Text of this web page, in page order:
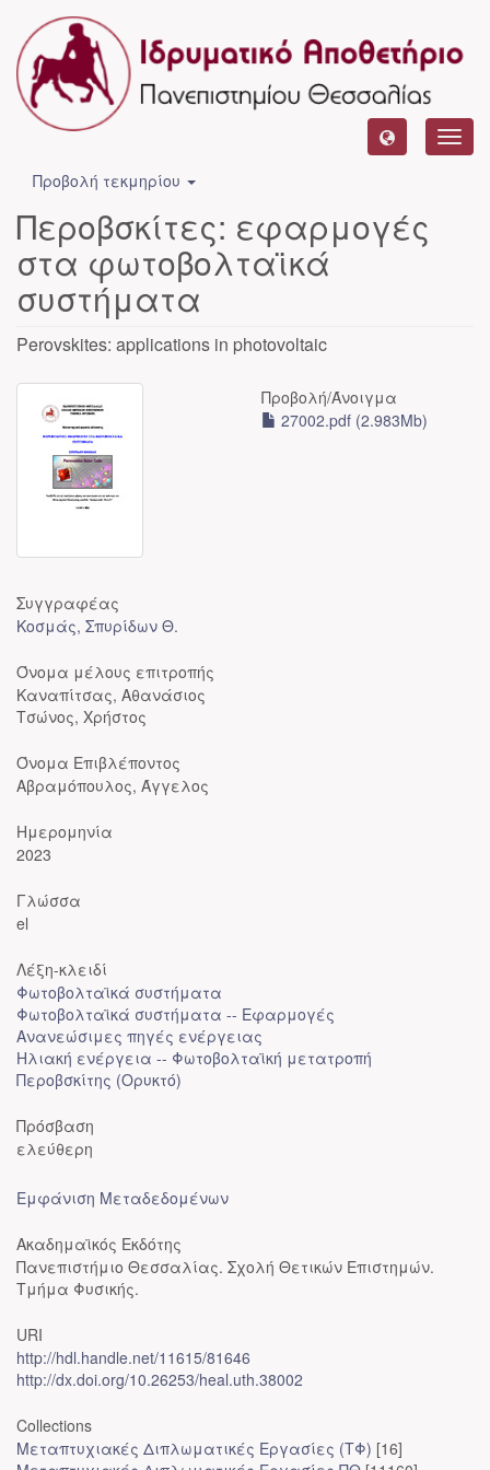
Προβολή τεκμηρίου
Περοβσκίτες: εφαρμογές
στα φωτοβολταϊκά
συστήματα
Perovskites: applications in photovoltaic
Προβολή/Άνοιγμα
27002.pdf (2.983Mb)
Συγγραφέας
Κοσμάς, Σπυρίδων Θ.
Όνομα μέλους επιτροπής
Καναπίτσας, Αθανάσιος
Τσώνος, Χρήστος
Όνομα Επιβλέποντος
Αβραμόπουλος, Άγγελος
Ημερομηνία
2023
Γλώσσα
el
Λέξη-κλειδί
Φωτοβολταϊκά συστήματα
Φωτοβολταϊκά συστήματα -- Εφαρμογές
Ανανεώσιμες πηγές ενέργειας
Ηλιακή ενέργεια -- Φωτοβολταϊκή μετατροπή
Περοβσκίτης (Ορυκτό)
Πρόσβαση
ελεύθερη
Εμφάνιση Μεταδεδομένων
Ακαδημαϊκός Εκδότης
Πανεπιστήμιο Θεσσαλίας. Σχολή Θετικών Επιστημών.
Τμήμα Φυσικής.
URI
http://hdl.handle.net/11615/81646
http://dx.doi.org/10.26253/heal.uth.38002
Collections
Μεταπτυχιακές Διπλωματικές Εργασίες (ΤΦ) [16]